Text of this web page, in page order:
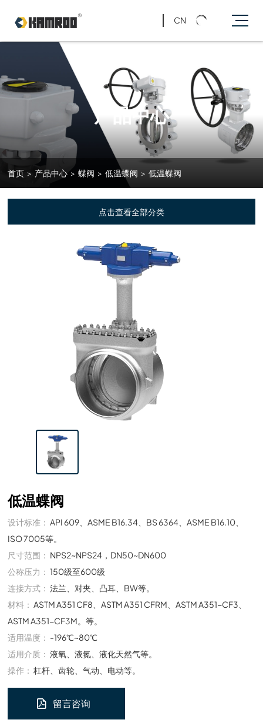
CN
产品中心
首页 > 产品中心 > 蝶阀 > 低温蝶阀 > 低温蝶阀
点击查看全部分类
低温蝶阀
设计标准： API 609、ASME B16.34、BS 6364、ASME B16.10、
ISO 7005等。
尺寸范围： NPS2~NPS24，DN50~DN600
公称压力： 150级至600级
连接方式： 法兰、对夹、凸耳、BW等。
材料： ASTM A351 CF8、ASTM A351 CFRM、ASTM A351-CF3、
ASTM A351-CF3M。等。
适用温度： -196℃~80℃
适用介质： 液氧、液氮、液化天然气等。
操作： 杠杆、齿轮、气动、电动等。
留言咨询